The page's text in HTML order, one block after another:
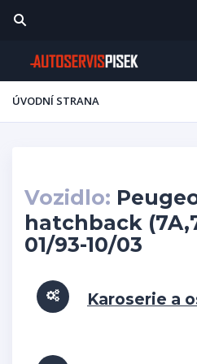
ÚVODNÍ STRANA
Vozidlo:
hatchback
01/93-10/03
Karoserie a